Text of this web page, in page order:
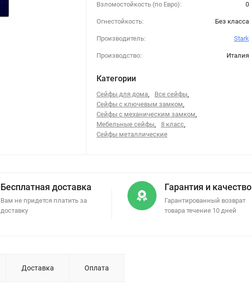
Взломостойкость (по Евро): 0
Огнестойкость: Без класса
Производитель: Stark
Производство: Италия
Категории
Сейфы для дома, Все сейфы,
Сейфы с ключевым замком,
Сейфы с механическим замком,
Мебельные сейфы, 8 класс,
Сейфы металлические
Бесплатная доставка
Вам не придется платить за
доставку
Гарантия и качество
Гарантированный возврат
товара течение 10 дней
Доставка Оплата